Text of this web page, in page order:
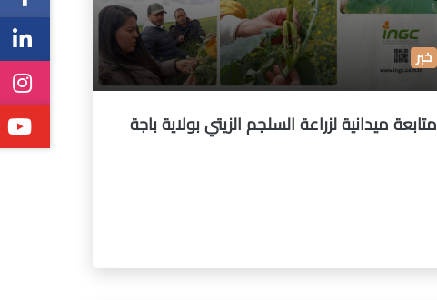
خبر
متابعة ميدانية لزراعة السلجم الزيتي بولاية باجة